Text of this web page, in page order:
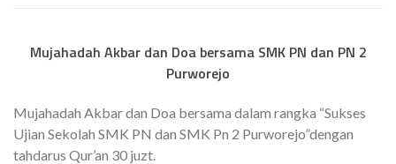
Mujahadah Akbar dan Doa bersama SMK PN dan PN 2
Purworejo
Mujahadah Akbar dan Doa bersama dalam rangka “Sukses
Ujian Sekolah SMK PN dan SMK Pn 2 Purworejo”dengan
tahdarus Qur’an 30 juzt.